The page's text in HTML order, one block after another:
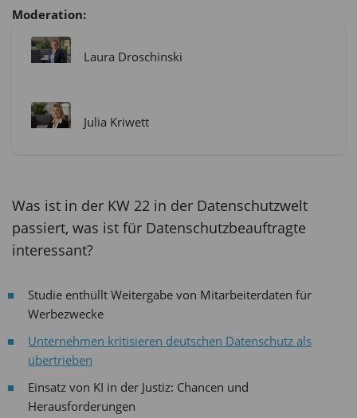
Moderation:
Laura Droschinski
Julia Kriwett
Was ist in der KW 22 in der Datenschutzwelt
passiert, was ist für Datenschutzbeauftragte
interessant?
Studie enthüllt Weitergabe von Mitarbeiterdaten für
Werbezwecke
Unternehmen kritisieren deutschen Datenschutz als
übertrieben
Einsatz von KI in der Justiz: Chancen und
Herausforderungen